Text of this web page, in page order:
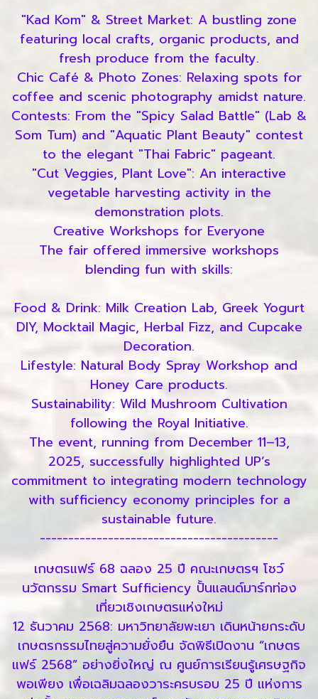
"Kad Kom" & Street Market: A bustling zone
featuring local crafts, organic products, and
fresh produce from the faculty.
Chic Café & Photo Zones: Relaxing spots for
coffee and scenic photography amidst nature.
Contests: From the "Spicy Salad Battle" (Lab &
Som Tum) and "Aquatic Plant Beauty" contest
to the elegant "Thai Fabric" pageant.
"Cut Veggies, Plant Love": An interactive
vegetable harvesting activity in the
demonstration plots.
Creative Workshops for Everyone
The fair offered immersive workshops
blending fun with skills:
Food & Drink: Milk Creation Lab, Greek Yogurt
DIY, Mocktail Magic, Herbal Fizz, and Cupcake
Decoration.
Lifestyle: Natural Body Spray Workshop and
Honey Care products.
Sustainability: Wild Mushroom Cultivation
following the Royal Initiative.
The event, running from December 11–13,
2025, successfully highlighted UP’s
commitment to integrating modern technology
with sufficiency economy principles for a
sustainable future.
------------------------------------------
เกษตรแฟร์ 68 ฉลอง 25 ปี คณะเกษตรฯ โชว์
นวัตกรรม Smart Sufficiency ปั้นแลนด์มาร์กท่อง
เที่ยวเชิงเกษตรแห่งใหม่
12 ธันวาคม 2568: มหาวิทยาลัยพะเยา เดินหน้ายกระดับ
เกษตรกรรมไทยสู่ความยั่งยืน จัดพิธีเปิดงาน “เกษตร
แฟร์ 2568” อย่างยิ่งใหญ่ ณ ศูนย์การเรียนรู้เศรษฐกิจ
พอเพียง เพื่อเฉลิมฉลองวาระครบรอบ 25 ปี แห่งการ